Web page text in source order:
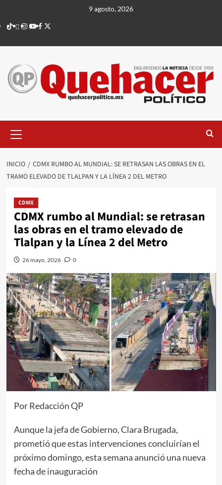
contenido
9 agosto, 2026
TikTok
threads
Instagram
Youtube
Facebook
X
principal
INICIO
CDMX RUMBO AL MUNDIAL: SE RETRASAN LAS OBRAS EN EL
TRAMO ELEVADO DE TLALPAN Y LA LÍNEA 2 DEL METRO
CDMX
CDMX rumbo al Mundial: se retrasan
las obras en el tramo elevado de
Tlalpan y la Línea 2 del Metro
26 mayo, 2026 0
Por Redacción QP
Aunque la jefa de Gobierno, Clara Brugada,
prometió que estas intervenciones concluirían el
próximo domingo, esta semana anunció una nueva
fecha de inauguración